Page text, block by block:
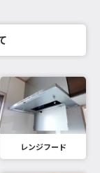
レンジフード